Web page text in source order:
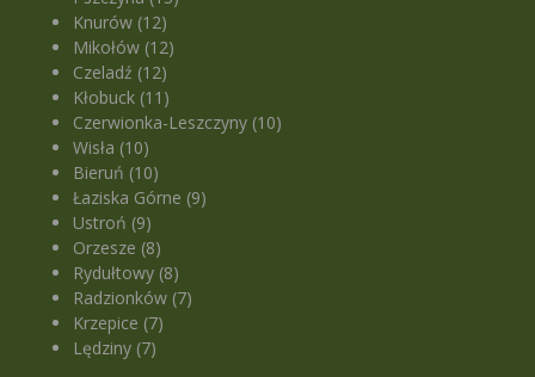
Knurów (12)
Mikołów (12)
Czeladź (12)
Kłobuck (11)
Czerwionka-Leszczyny (10)
Wisła (10)
Bieruń (10)
Łaziska Górne (9)
Ustroń (9)
Orzesze (8)
Rydułtowy (8)
Radzionków (7)
Krzepice (7)
Lędziny (7)